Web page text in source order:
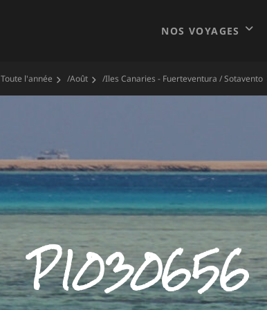
NOS VOYAGES
Toute l'année /Août /Iles Canaries - Fuerteventura / Sotavento
P1030656